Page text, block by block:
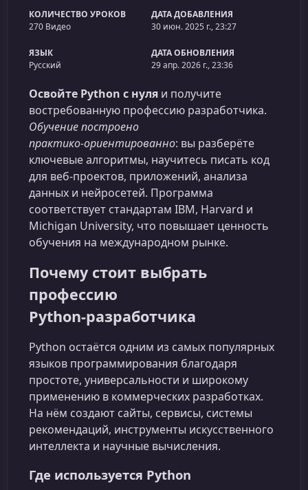
КОЛИЧЕСТВО УРОКОВ
270 Видео
ДАТА ДОБАВЛЕНИЯ
30 июн. 2025 г., 23:27
ЯЗЫК
Русский
ДАТА ОБНОВЛЕНИЯ
29 апр. 2026 г., 23:36
Освойте Python с нуля и получите
востребованную профессию разработчика.
Обучение построено
практико‑ориентированно: вы разберёте
ключевые алгоритмы, научитесь писать код
для веб‑проектов, приложений, анализа
данных и нейросетей. Программа
соответствует стандартам IBM, Harvard и
Michigan University, что повышает ценность
обучения на международном рынке.
Почему стоит выбрать
профессию
Python‑разработчика
Python остаётся одним из самых популярных
языков программирования благодаря
простоте, универсальности и широкому
применению в коммерческих разработках.
На нём создают сайты, сервисы, системы
рекомендаций, инструменты искусственного
интеллекта и научные вычисления.
Где используется Python